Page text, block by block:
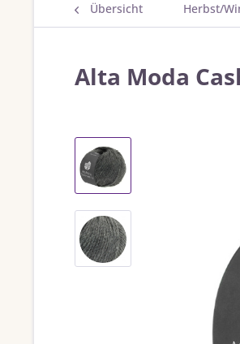
Übersicht Herbst/
Alta Moda